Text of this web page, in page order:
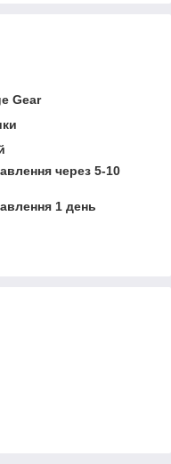
Gear
через 5-10
1 день